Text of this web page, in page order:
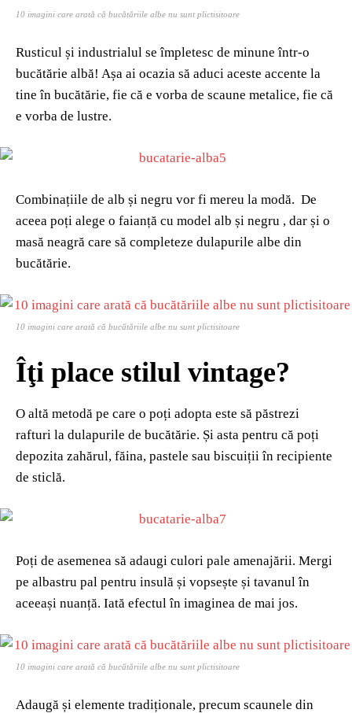
10 imagini care arată că bucătăriile albe nu sunt plictisitoare
Rusticul și industrialul se împletesc de minune într-o
bucătărie albă! Așa ai ocazia să aduci aceste accente la
tine în bucătărie, fie că e vorba de scaune metalice, fie că
e vorba de lustre.
Combinațiile de alb și negru vor fi mereu la modă. De
aceea poți alege o faianță cu model alb și negru , dar și o
masă neagră care să completeze dulapurile albe din
bucătărie.
10 imagini care arată că bucătăriile albe nu sunt plictisitoare
Îţi place stilul vintage?
O altă metodă pe care o poți adopta este să păstrezi
rafturi la dulapurile de bucătărie. Și asta pentru că poți
depozita zahărul, făina, pastele sau biscuiții în recipiente
de sticlă.
Poți de asemenea să adaugi culori pale amenajării. Mergi
pe albastru pal pentru insulă și vopsește și tavanul în
aceeași nuanță. Iată efectul în imaginea de mai jos.
10 imagini care arată că bucătăriile albe nu sunt plictisitoare
Adaugă și elemente tradiționale, precum scaunele din